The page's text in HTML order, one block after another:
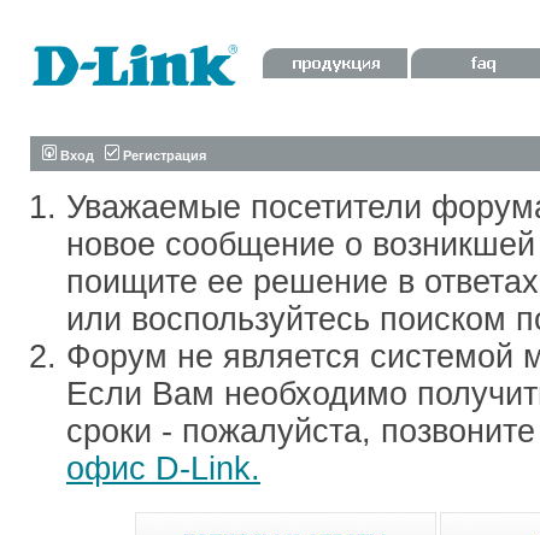
Вход Регистрация
Уважаемые посетители
новое сообщение о
поищите ее решение в
или воспользуйтесь поиском
Форум не является системой
Если Вам необходимо
сроки - пожалуйста,
офис D-Link.